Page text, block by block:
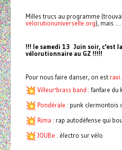
Milles trucs au programme
velorutionuniverselle.org), mais ....
!!! le samedi 13 Juin soir, c'est
vélorutionnaire au GZ !!!!!
Pour nous faire danser, on est
Villeur'brass band : fanfare du
Pondérale : punk clermontois
Rima : rap autodéfense qui
JOUBe : électro sur vélo